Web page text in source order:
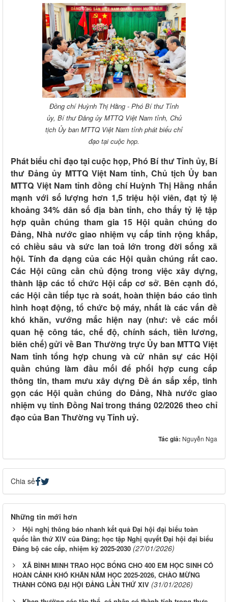
Đồng chí Huỳnh Thị Hằng - Phó Bí thư Tỉnh
ủy, Bí thư Đảng ủy MTTQ Việt Nam tỉnh, Chủ
tịch Ủy ban MTTQ Việt Nam tỉnh phát biểu chỉ
đạo tại cuộc họp.
Phát biểu chỉ đạo tại cuộc họp, Phó Bí thư Tỉnh ủy, Bí
thư Đảng ủy MTTQ Việt Nam tỉnh, Chủ tịch Ủy ban
MTTQ Việt Nam tỉnh đồng chí Huỳnh Thị Hằng nhấn
mạnh với số lượng hơn 1,5 triệu hội viên, đạt tỷ lệ
khoảng 34% dân số địa bàn tỉnh, cho thấy tỷ lệ tập
hợp quần chúng tham gia 15 Hội quần chúng do
Đảng, Nhà nước giao nhiệm vụ cấp tỉnh rộng khắp,
có chiều sâu và sức lan toả lớn trong đời sống xã
hội. Tính đa dạng của các Hội quần chúng rất cao.
Các Hội cũng cần chủ động trong việc xây dựng,
thành lập các tổ chức Hội cấp cơ sở. Bên cạnh đó,
các Hội cần tiếp tục rà soát, hoàn thiện báo cáo tình
hình hoạt động, tổ chức bộ máy, nhất là các vấn đề
khó khăn, vướng mắc hiện nay (như: về các mối
quan hệ công tác, chế độ, chính sách, tiền lương,
biên chế) gửi về Ban Thường trực Ủy ban MTTQ Việt
Nam tỉnh tổng hợp chung và cử nhân sự các Hội
quần chúng làm đầu mối để phối hợp cung cấp
thông tin, tham mưu xây dựng Đề án sắp xếp, tinh
gọn các Hội quần chúng do Đảng, Nhà nước giao
nhiệm vụ tỉnh Đồng Nai trong tháng 02/2026 theo chỉ
đạo của Ban Thường vụ Tỉnh uỷ.
Tác giả: Nguyễn Nga
Chia sẻ
Những tin mới hơn
Hội nghị thông báo nhanh kết quả Đại hội đại biểu toàn
quốc lần thứ XIV của Đảng; học tập Nghị quyết Đại hội đại biểu
Đảng bộ các cấp, nhiệm kỳ 2025-2030 (27/01/2026)
XÃ BÌNH MINH TRAO HỌC BỔNG CHO 400 EM HỌC SINH CÓ
HOÀN CẢNH KHÓ KHĂN NĂM HỌC 2025-2026, CHÀO MỪNG
THÀNH CÔNG ĐẠI HỘI ĐẢNG LẦN THỨ XIV (31/01/2026)